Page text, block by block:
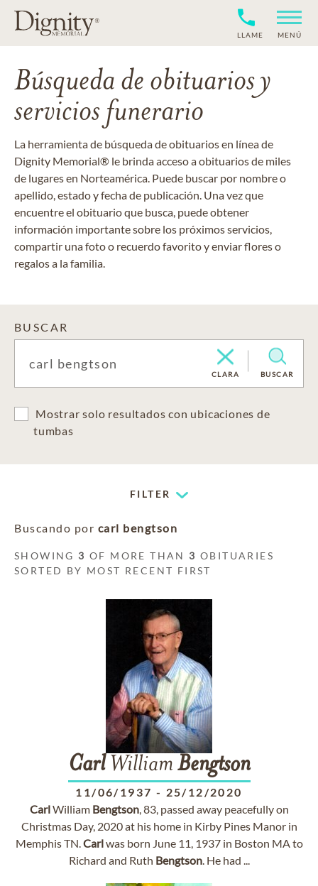
LLAME MENÚ
Búsqueda de obituarios y
servicios funerario
La herramienta de búsqueda de obituarios en línea de
Dignity Memorial® le brinda acceso a obituarios de miles
de lugares en Norteamérica. Puede buscar por nombre o
apellido, estado y fecha de publicación. Una vez que
encuentre el obituario que busca, puede obtener
información importante sobre los próximos servicios,
compartir una foto o recuerdo favorito y enviar flores o
regalos a la familia.
BUSCAR
CLARA BUSCAR
Mostrar solo resultados con ubicaciones de
tumbas
FILTER
Buscando por carl bengtson
SHOWING 3 OF MORE THAN 3 OBITUARIES
SORTED BY MOST RECENT FIRST
CarlWilliam Bengtson
11/06/1937 - 25/12/2020
CarlWilliam Bengtson, 83, passed away peacefully on
Christmas Day, 2020 at his home in Kirby Pines Manor in
Memphis TN.Carlwas born June 11, 1937 in Boston MA to
Richard and Ruth Bengtson. He had ...